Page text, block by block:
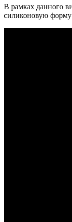
В рамках данного
силиконовую